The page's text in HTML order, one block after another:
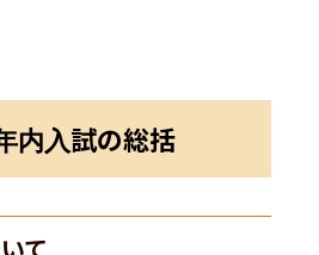
内入試の総括
て